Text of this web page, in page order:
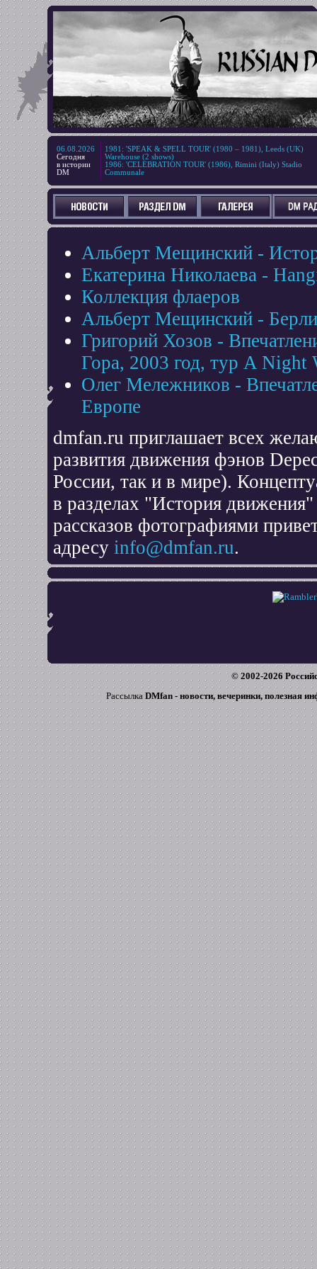
06.08.2026
Сегодня
в истории
DM
1981 : 'SPEAK & SPELL TOUR' (1980 – 1981), Leeds (UK)
Warehouse (2 shows)
1986: 'CELEBRATION TOUR' (1986), Rimini (Italy) Stadio
Communale
Альберт Мещинский -
Екатерина Николаева -
Коллекция флаеров
Альберт Мещинский -
Григорий Хозов -
Гора, 2003 год, тур A
Олег Мележников -
Европе
dmfan.ru приглашает всех
развития движения фэнов
России, так и в мире).
в разделах "История
рассказов фотографиями
адресу info@dmfan.ru.
© 2002-2026
Рассылка DMfan - новости, вечеринки, полезная